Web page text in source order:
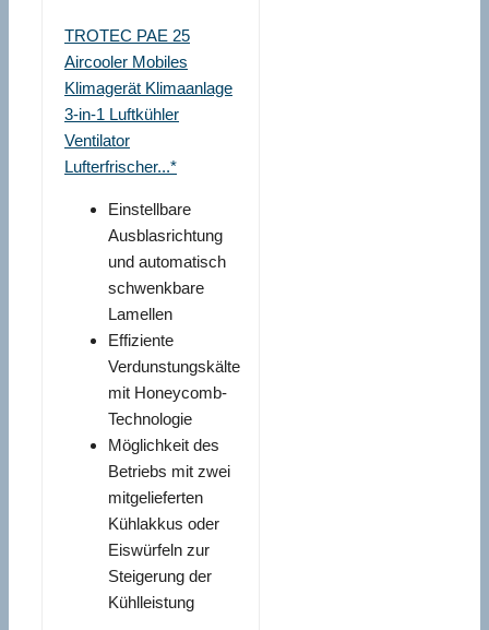
TROTEC PAE 25
Aircooler Mobiles
Klimagerät Klimaanlage
3-in-1 Luftkühler
Ventilator
Lufterfrischer...*
Einstellbare
Ausblasrichtung
und automatisch
schwenkbare
Lamellen
Effiziente
Verdunstungskälte
mit Honeycomb-
Technologie
Möglichkeit des
Betriebs mit zwei
mitgelieferten
Kühlakkus oder
Eiswürfeln zur
Steigerung der
Kühlleistung